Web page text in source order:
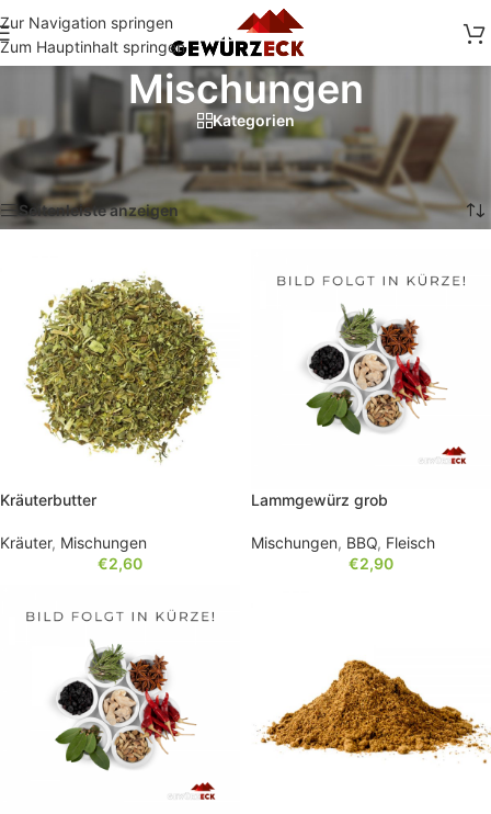
Zur Navigation springen
Zum Hauptinhalt springen
Mischungen
Kategorien
Start/Shop Mischungen
Seite 6
Ergebnisse 61 – 72 von 140 werden angezeigt
Seitenleiste anzeigen
Kräuterbutter
Kräuter, Mischungen
€2,60
Lammgewürz grob
Mischungen, BBQ, Fleisch
€2,90